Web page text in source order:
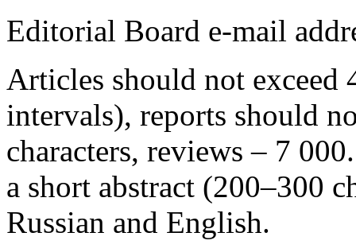
Editorial Board e-mail
Articles should not exceed
intervals), reports should
characters, reviews – 7
a short abstract (200–300
Russian and English.